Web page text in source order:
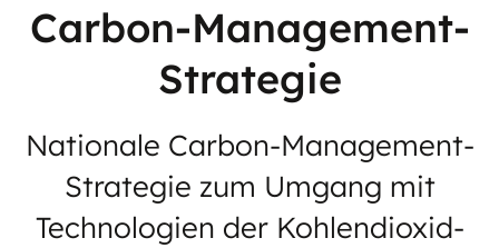
Carbon-Management-
Strategie
Nationale Carbon-Management-
Strategie zum Umgang mit
Technologien der Kohlendioxid-